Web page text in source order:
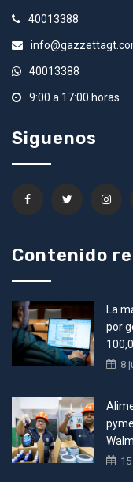
40013388
40013388
9:00 a 17:00 horas
Siguenos
Contenido
La
por
8